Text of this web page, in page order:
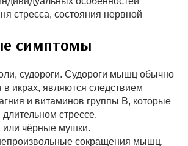
стресса, состояния нервной
симптомы
судороги. Судороги мышц обычно
в икрах, являются следствием
и витаминов группы В, которые
стрессе.
или чёрные мушки.
сокращения мышц.